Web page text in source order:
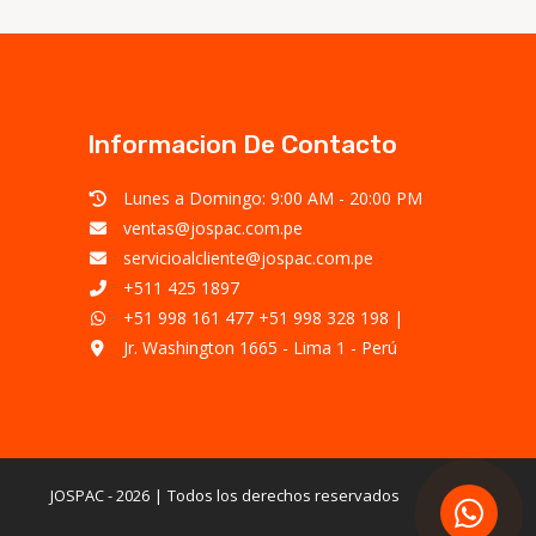
Informacion De Contacto
Lunes a Domingo: 9:00 AM - 20:00 PM
ventas@jospac.com.pe
servicioalcliente@jospac.com.pe
+511 425 1897
+51 998 161 477 +51 998 328 198 |
Jr. Washington 1665 - Lima 1 - Perú
JOSPAC - 2026 Todos los derechos reservados